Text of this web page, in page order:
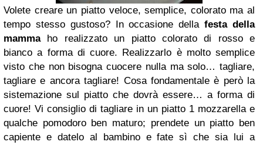
Volete creare un piatto veloce, semplice, colorato ma al
tempo stesso gustoso? In occasione dellafesta della
mammaho realizzato un piatto colorato di rosso e
bianco a forma di cuore. Realizzarlo è molto semplice
visto che non bisogna cuocere nulla ma solo… tagliare,
tagliare e ancora tagliare! Cosa fondamentale è però la
sistemazione sul piatto che dovrà essere… a forma di
cuore! Vi consiglio di tagliare in un piatto 1 mozzarella e
qualche pomodoro ben maturo; prendete un piatto ben
capiente e datelo al bambino e fate sì che sia lui a